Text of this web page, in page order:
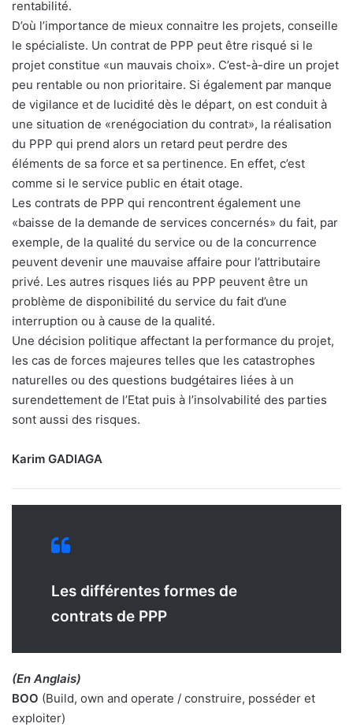
rentabilité.
D’où l’importance de mieux connaitre les projets, conseille
le spécialiste. Un contrat de PPP peut être risqué si le
projet constitue «un mauvais choix». C’est-à-dire un projet
peu rentable ou non prioritaire. Si également par manque
de vigilance et de lucidité dès le départ, on est conduit à
une situation de «renégociation du contrat», la réalisation
du PPP qui prend alors un retard peut perdre des
éléments de sa force et sa pertinence. En effet, c’est
comme si le service public en était otage.
Les contrats de PPP qui rencontrent également une
«baisse de la demande de services concernés» du fait, par
exemple, de la qualité du service ou de la concurrence
peuvent devenir une mauvaise affaire pour l’attributaire
privé. Les autres risques liés au PPP peuvent être un
problème de disponibilité du service du fait d’une
interruption ou à cause de la qualité.
Une décision politique affectant la performance du projet,
les cas de forces majeures telles que les catastrophes
naturelles ou des questions budgétaires liées à un
surendettement de l’Etat puis à l’insolvabilité des parties
sont aussi des risques.
Karim GADIAGA
Les différentes formes de
contrats de PPP
(En Anglais)
BOO (Build, own and operate / construire, posséder et
exploiter)